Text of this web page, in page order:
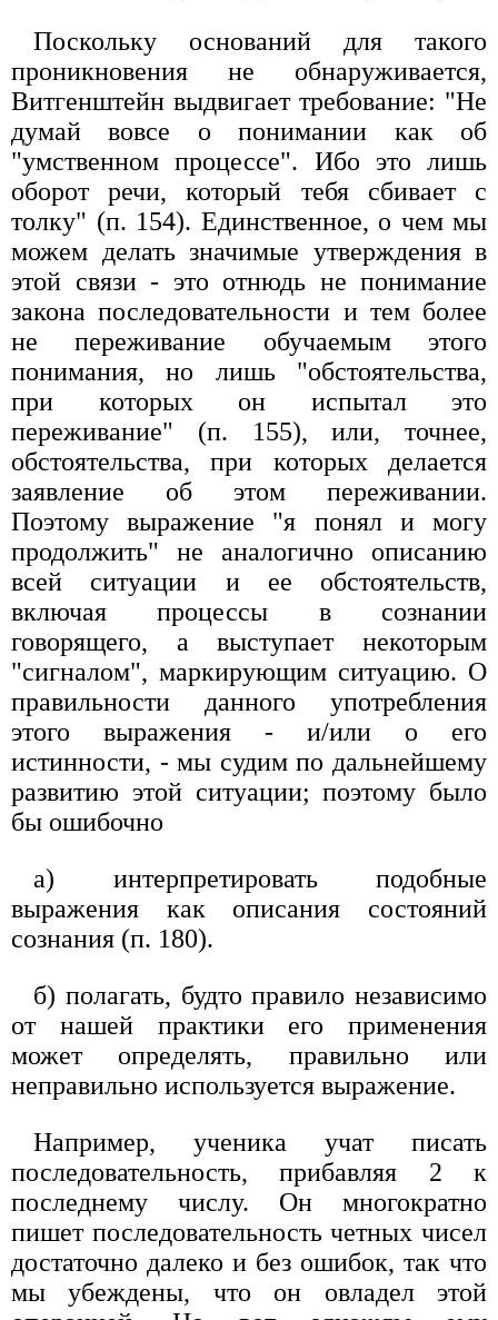
Поскольку оснований для такого
проникновения не обнаруживается,
Витгенштейн выдвигает требование: "Не
думай вовсе о понимании как об
"умственном процессе". Ибо это лишь
оборот речи, который тебя сбивает с
толку" (п. 154). Единственное, о чем мы
можем делать значимые утверждения в
этой связи - это отнюдь не понимание
закона последовательности и тем более
не переживание обучаемым этого
понимания, но лишь "обстоятельства,
при которых он испытал это
переживание" (п. 155), или, точнее,
обстоятельства, при которых делается
заявление об этом переживании.
Поэтому выражение "я понял и могу
продолжить" не аналогично описанию
всей ситуации и ее обстоятельств,
включая процессы в сознании
говорящего, а выступает некоторым
"сигналом", маркирующим ситуацию. О
правильности данного употребления
этого выражения - и/или о его
истинности, - мы судим по дальнейшему
развитию этой ситуации; поэтому было
бы ошибочно
a) интерпретировать подобные
выражения как описания состояний
сознания (п. 180).
б) полагать, будто правило независимо
от нашей практики его применения
может определять, правильно или
неправильно используется выражение.
Например, ученика учат писать
последовательность, прибавляя 2 к
последнему числу. Он многократно
пишет последовательность четных чисел
достаточно далеко и без ошибок, так что
мы убеждены, что он овладел этой